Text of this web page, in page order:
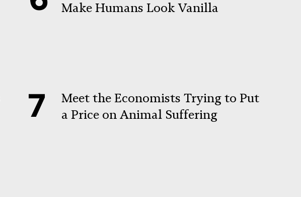
Make Humans Look Vanilla
Meet the Economists Trying to Put
a Price on Animal Suffering